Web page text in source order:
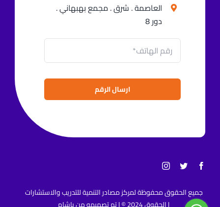
العاصمة . شرق . مجمع بهبهاني .
دور 8
ارسال الرقم
جميع الحقوق محفوظة لمركز مصادر التنمية للتدريب والاستشارات